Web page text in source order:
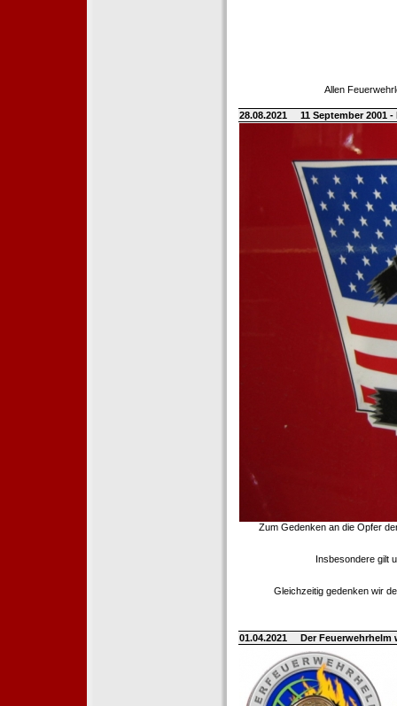
Allen
28.08.2021 11 September 2001
Zum Gedenken an die Opfer
Insbesondere gilt
Gleichzeitig gedenken wir
01.04.2021 Der